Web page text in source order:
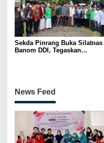
Sekda Pinrang Buka Silatnas
Banom DDI, Tegaskan
News Feed